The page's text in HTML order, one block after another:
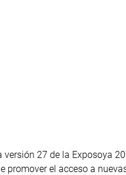
27 de la Exposoya
promover el acceso a